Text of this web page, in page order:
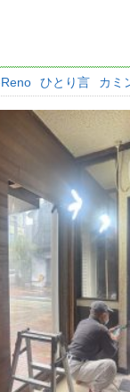
ひとり言 カミ